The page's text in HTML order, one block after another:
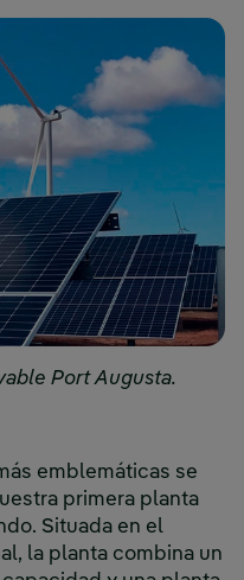
Port Augusta.
emblemáticas se
externo, se abre en
primera planta
Situada en el
la planta combina un